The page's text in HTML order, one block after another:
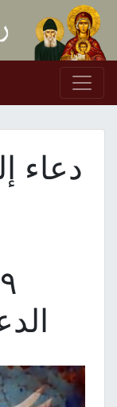
Skip to content
دعاء